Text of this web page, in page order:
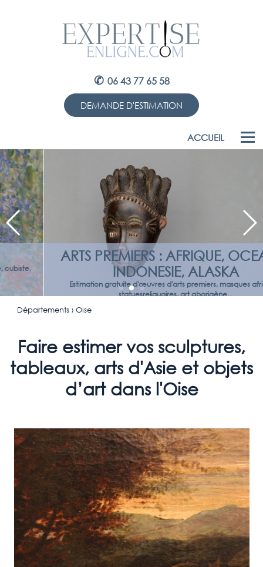
✆ 06 43 77 65 58
DEMANDE D'ESTIMATION
ACCUEIL
ARTS PREMIERS : AFRIQUE, OCEANIE,
INDONESIE, ALASKA
Estimation gratuite d'œuvres d'arts premiers, masques africains,
statuesreliquaires, art aborigène...
Départements› Oise
Faire estimer vos sculptures,
tableaux, arts d'Asie et objets
d’art dans l'Oise